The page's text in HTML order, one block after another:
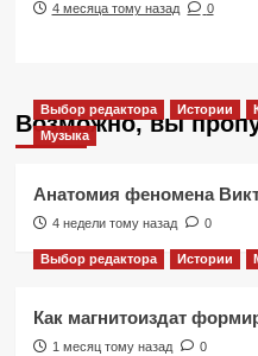
4 месяца тому назад 0
Возможно, вы
Выбор редактора Истории
Музыка
Анатомия феномена
4 недели тому назад 0
Выбор редактора Истории
Как магнитоиздат
1 месяц тому назад 0